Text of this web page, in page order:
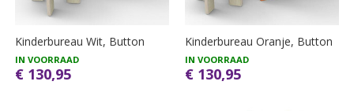
Kinderbureau Wit, Button
IN VOORRAAD
€ 130,95
Kinderbureau Oranje, Button
IN VOORRAAD
€ 130,95